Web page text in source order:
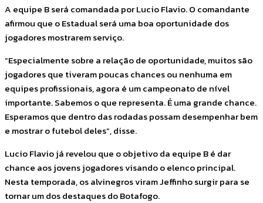
A equipe B será comandada por Lucio Flavio. O comandante
afirmou que o Estadual será uma boa oportunidade dos
jogadores mostrarem serviço.
“Especialmente sobre a relação de oportunidade, muitos são
jogadores que tiveram poucas chances ou nenhuma em
equipes profissionais, agora é um campeonato de nível
importante. Sabemos o que representa. É uma grande chance.
Esperamos que dentro das rodadas possam desempenhar bem
e mostrar o futebol deles”, disse.
Lucio Flavio já revelou que o objetivo da equipe B é dar
chance aos jovens jogadores visando o elenco principal.
Nesta temporada, os alvinegros viram Jeffinho surgir para se
tornar um dos destaques do Botafogo.